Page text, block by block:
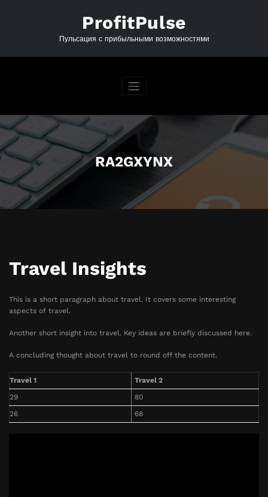
ProfitPulse
Пульсация с прибыльными возможностями
RA2GXYNX
Travel Insights
This is a short paragraph about travel. It covers some interesting
aspects of travel.
Another short insight into travel. Key ideas are briefly discussed here.
A concluding thought about travel to round off the content.
Travel 1
Travel 2
29
80
26
68